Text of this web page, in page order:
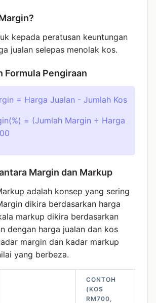
kepada peratusan keuntungan
jualan selepas menolak kos.
Formula Pengiraan
= Harga Jualan - Jumlah Kos
= (Jumlah Margin ÷ Harga
Margin dan Markup
adalah konsep yang sering
dikira berdasarkan harga
markup dikira berdasarkan
dengan harga jualan dan kos
margin dan kadar markup
yang berbeza.
CONTOH
(KOS
RM700,